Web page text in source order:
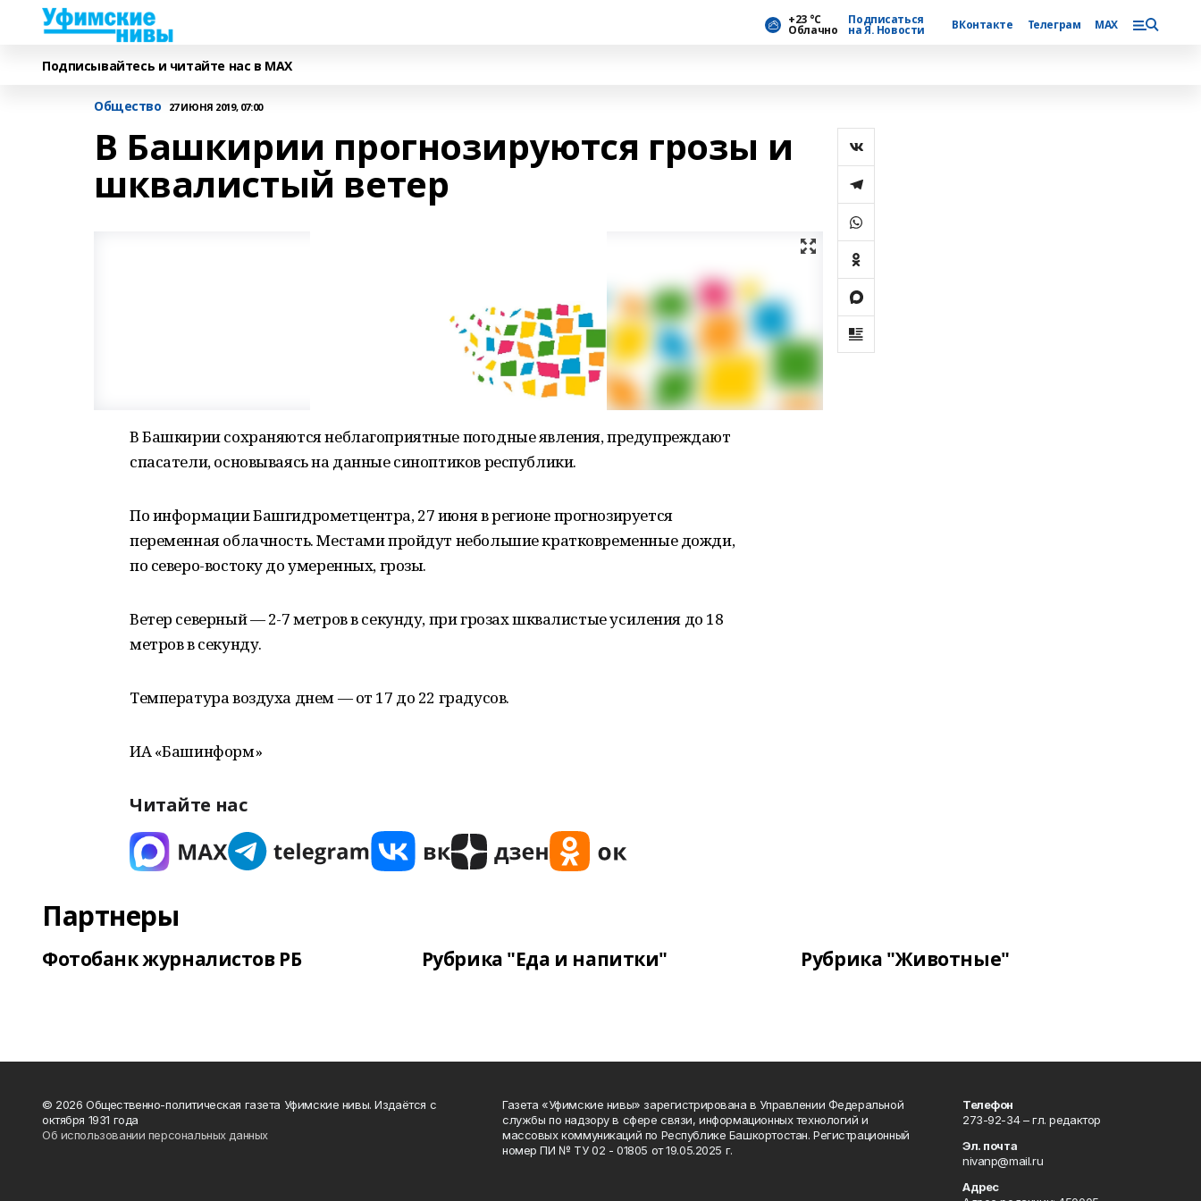
+23 °С
Облачно
Подписаться
на Я. Новости ВКонтакте Телеграм MAX
Подписывайтесь и читайте нас в MAX
Общество 27 ИЮНЯ 2019, 07:00
В Башкирии прогнозируются грозы и
шквалистый ветер
В Башкирии сохраняются неблагоприятные погодные явления, предупреждают
спасатели, основываясь на данные синоптиков республики.
По информации Башгидрометцентра, 27 июня в регионе прогнозируется
переменная облачность. Местами пройдут небольшие кратковременные дожди,
по северо-востоку до умеренных, грозы.
Ветер северный — 2-7 метров в секунду, при грозах шквалистые усиления до 18
метров в секунду.
Температура воздуха днем — от 17 до 22 градусов.
ИА «Башинформ»
Читайте нас
Партнеры
Фотобанк журналистов РБ Рубрика "Еда и напитки" Рубрика "Животные"
© 2026 Общественно-политическая газета Уфимские нивы. Издаётся с
октября 1931 года
Об использовании персональных данных
Газета «Уфимские нивы» зарегистрирована в Управлении Федеральной
службы по надзору в сфере связи, информационных технологий и
массовых коммуникаций по Республике Башкортостан. Регистрационный
номер ПИ № ТУ 02 - 01805 от 19.05.2025 г.
Телефон
273-92-34 – гл. редактор
Эл. почта
nivanp@mail.ru
Адрес